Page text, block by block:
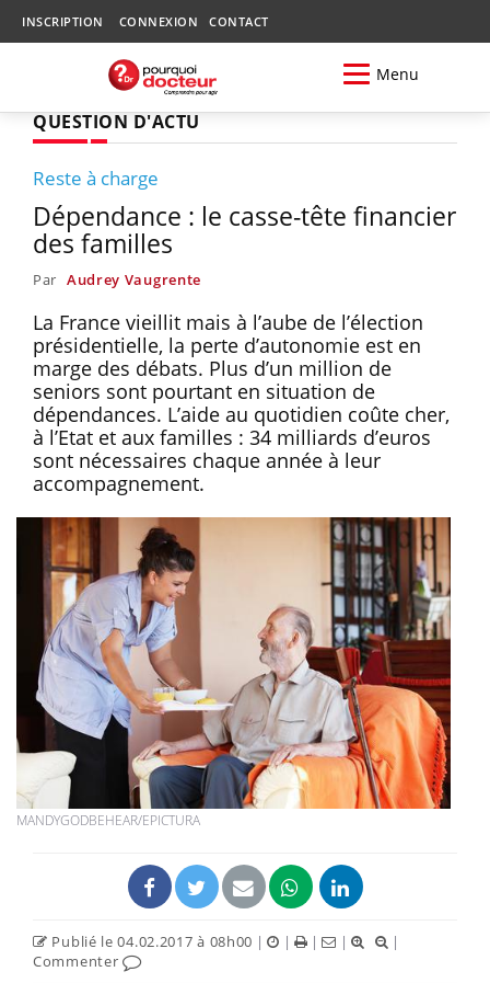
INSCRIPTION CONNEXION CONTACT
Menu
QUESTION D'ACTU
Reste à charge
Dépendance : le casse-tête financier
des familles
Par Audrey Vaugrente
La France vieillit mais à l’aube de l’élection
présidentielle, la perte d’autonomie est en
marge des débats. Plus d’un million de
seniors sont pourtant en situation de
dépendances. L’aide au quotidien coûte cher,
à l’Etat et aux familles : 34 milliards d’euros
sont nécessaires chaque année à leur
accompagnement.
MANDYGODBEHEAR/EPICTURA
Publié le 04.02.2017 à 08h00 | | | |
|
Commenter